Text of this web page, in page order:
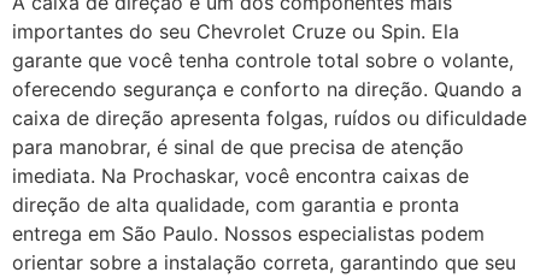
importantes do seu Chevrolet Cruze ou Spin. Ela
garante que você tenha controle total sobre o volante,
oferecendo segurança e conforto na direção. Quando a
caixa de direção apresenta folgas, ruídos ou dificuldade
para manobrar, é sinal de que precisa de atenção
imediata. Na Prochaskar, você encontra caixas de
direção de alta qualidade, com garantia e pronta
entrega em São Paulo. Nossos especialistas podem
orientar sobre a instalação correta, garantindo que seu